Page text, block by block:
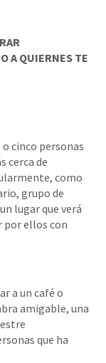
A QUIERNES TE
o cinco personas
cerca de
como
grupo de
lugar que verá
por ellos con
a un café o
amigable, una
que ha